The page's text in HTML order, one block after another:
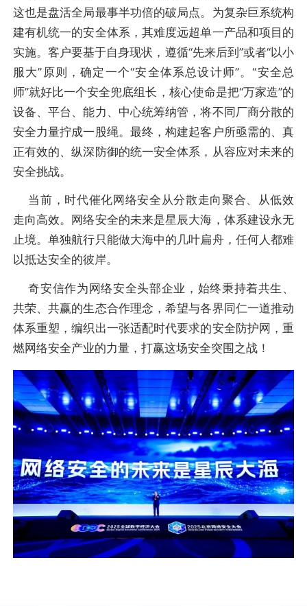
这也是盘活全局最事半功倍的破局点。为复杂巨系统构
建有机统一的安全体系，其难度远超单一产品和项目的
实施。客户要基于自身现状，遵循“先来后到”或者“以小
服大”原则，确定一个“安全体系总设计师”。“安全总
师”就好比一个安全兜底组长，核心使命是把“万家造”的
设备、平台、能力、中心统筹纳管，将不同厂商分散的
安全力量拧成一股绳。最终，构建起客户所亟需的、真
正有效的、纵深防御的统一安全体系，从容应对未来的
安全挑战。
当前，时代催化网络安全从分散走向聚合、从低效
走向高效。网络安全的未来是星辰大海，体系建设永无
止境。单独航行只能做大海中的几叶扁舟，任何人都难
以抵达安全的彼岸。
奇安信作为网络安全头部企业，始终秉持着共生、
共荣、共赢的生态合作理念，希望与各界同仁一道推动
体系重塑，编织出一张适配时代要求的安全防护网，重
燃网络安全产业的力量，打赢这场安全突围之战！